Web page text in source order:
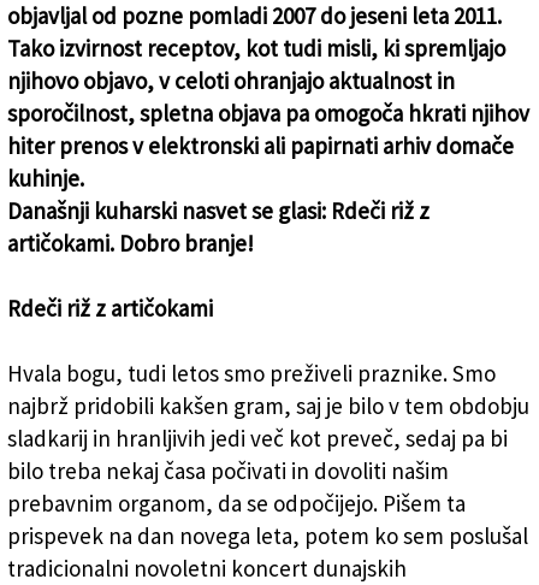
objavljal od pozne pomladi 2007 do jeseni leta 2011.
Tako izvirnost receptov, kot tudi misli, ki spremljajo
njihovo objavo, v celoti ohranjajo aktualnost in
sporočilnost, spletna objava pa omogoča hkrati njihov
hiter prenos v elektronski ali papirnati arhiv domače
kuhinje.
Današnji kuharski nasvet se glasi: Rdeči riž z
artičokami. Dobro branje!
Rdeči riž z artičokami
Hvala bogu, tudi letos smo preživeli praznike. Smo
najbrž pridobili kakšen gram, saj je bilo v tem obdobju
sladkarij in hranljivih jedi več kot preveč, sedaj pa bi
bilo treba nekaj časa počivati in dovoliti našim
prebavnim organom, da se odpočijejo. Pišem ta
prispevek na dan novega leta, potem ko sem poslušal
tradicionalni novoletni koncert dunajskih